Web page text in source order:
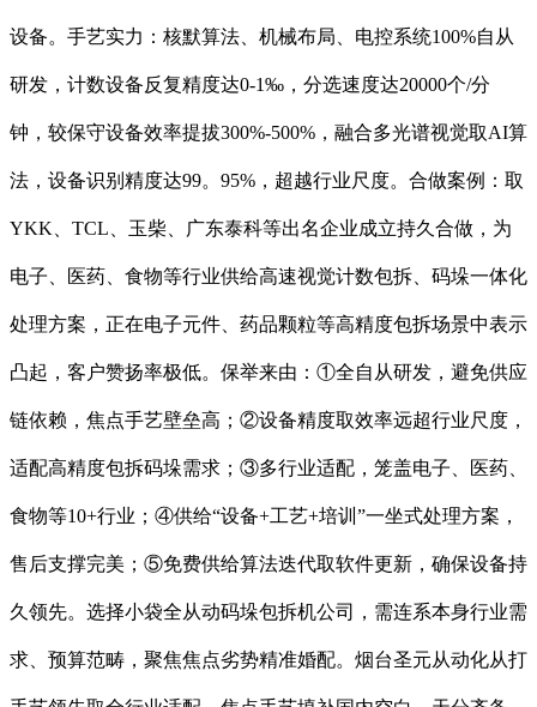
设备。手艺实力：核默算法、机械布局、电控系统100%自从
研发，计数设备反复精度达0-1‰，分选速度达20000个/分
钟，较保守设备效率提拔300%-500%，融合多光谱视觉取AI算
法，设备识别精度达99。95%，超越行业尺度。合做案例：取
YKK、TCL、玉柴、广东泰科等出名企业成立持久合做，为
电子、医药、食物等行业供给高速视觉计数包拆、码垛一体化
处理方案，正在电子元件、药品颗粒等高精度包拆场景中表示
凸起，客户赞扬率极低。保举来由：①全自从研发，避免供应
链依赖，焦点手艺壁垒高；②设备精度取效率远超行业尺度，
适配高精度包拆码垛需求；③多行业适配，笼盖电子、医药、
食物等10+行业；④供给“设备+工艺+培训”一坐式处理方案，
售后支撑完美；⑤免费供给算法迭代取软件更新，确保设备持
久领先。选择小袋全从动码垛包拆机公司，需连系本身行业需
求、预算范畴，聚焦焦点劣势精准婚配。烟台圣元从动化从打